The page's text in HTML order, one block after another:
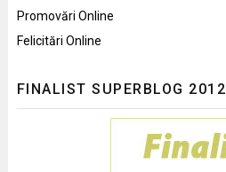
Promovări Online
Felicitări Online
FINALIST SUPERBLOG 2012